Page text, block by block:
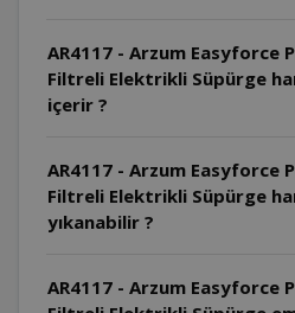
AR4117 - Arzum Easyforce
Filtreli Elektrikli Süpürge
içerir ?
AR4117 - Arzum Easyforce
Filtreli Elektrikli Süpürge
yıkanabilir ?
AR4117 - Arzum Easyforce